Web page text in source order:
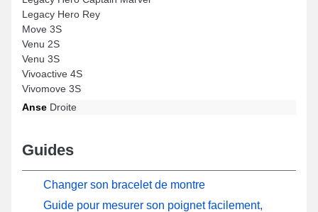
Legacy Hero Rey
Move 3S
Venu 2S
Venu 3S
Vivoactive 4S
Vivomove 3S
Anse Droite
Guides
Changer son bracelet de montre
Guide pour mesurer son poignet facilement,